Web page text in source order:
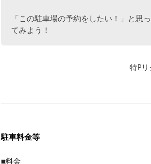
「この駐車場の予約をしたい！」と思
てみよう！
特P
駐車料金等
■料金